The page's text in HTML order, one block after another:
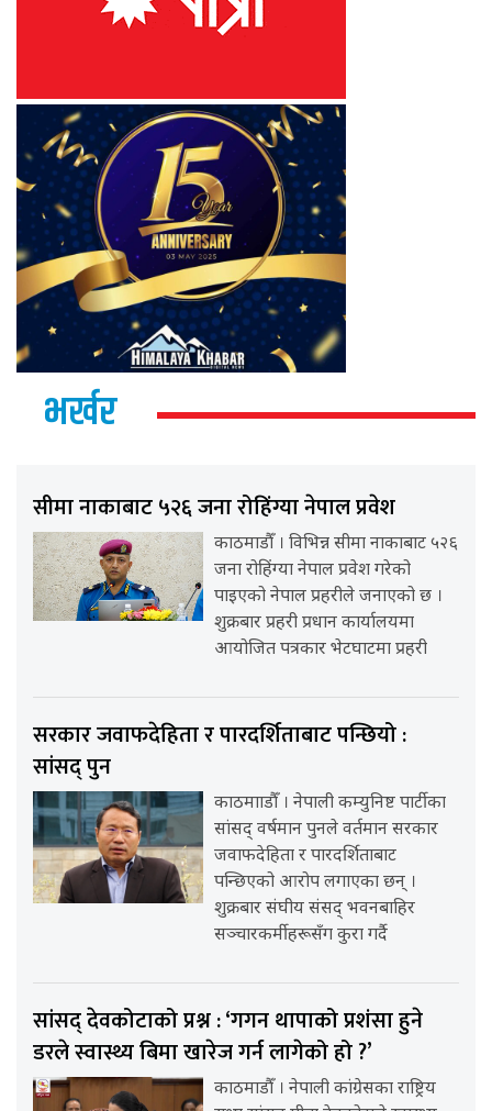
भर्खर
सीमा नाकाबाट ५२६ जना रोहिंग्या नेपाल प्रवेश
काठमाडौँ । विभिन्न सीमा नाकाबाट ५२६
जना रोहिंग्या नेपाल प्रवेश गरेको
पाइएको नेपाल प्रहरीले जनाएको छ ।
शुक्रबार प्रहरी प्रधान कार्यालयमा
आयोजित पत्रकार भेटघाटमा प्रहरी
सरकार जवाफदेहिता र पारदर्शिताबाट पन्छियो :
सांसद् पुन
काठमााडौँ । नेपाली कम्युनिष्ट पार्टीका
सांसद् वर्षमान पुनले वर्तमान सरकार
जवाफदेहिता र पारदर्शिताबाट
पन्छिएको आरोप लगाएका छन् ।
शुक्रबार संघीय संसद् भवनबाहिर
सञ्चारकर्मीहरूसँग कुरा गर्दै
सांसद् देवकोटाको प्रश्न : ‘गगन थापाको प्रशंसा हुने
डरले स्वास्थ्य बिमा खारेज गर्न लागेको हो ?’
काठमाडौँ । नेपाली कांग्रेसका राष्ट्रिय